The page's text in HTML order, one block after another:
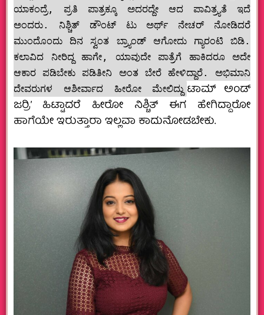
ಯಾಕಂದ್ರೆ, ಪ್ರತಿ ಪಾತ್ರಕ್ಕೂ ಅದರದ್ದೇ ಆದ ಪಾವಿತ್ರ್ಯತೆ ಇದೆ
ಅಂದರು. ನಿಶ್ಚಿತ್ ಡೌಂಟ್ ಟು ಅರ್ಥ್ ನೇಚರ್ ನೋಡಿದರೆ
ಮುಂದೊಂದು ದಿನ ಸ್ವಂತ ಬ್ರ್ಯಾಂಡ್ ಆಗೋದು ಗ್ಯಾರಂಟಿ ಬಿಡಿ.
ಕಲಾವಿದ ನೀರಿದ್ದ ಹಾಗೇ, ಯಾವುದೇ ಪಾತ್ರೆಗೆ ಹಾಕಿದರೂ ಅದೇ
ಆಕಾರ ಪಡಿಬೇಕು ಪಡಿತೀನಿ ಅಂತ ಬೇರೆ ಹೇಳಿದ್ದಾರೆ. ಅಭಿಮಾನಿ
ದೇವರುಗಳ ಆಶೀರ್ವಾದ ಹೀರೋ ಮೇಲಿದ್ದು ಟಾಮ್ ಅಂಡ್
ಜರ‍್ರಿ’ ಹಿಟ್ಟಾದರೆ ಹೀರೋ ನಿಶ್ಚಿತ್ ಈಗ ಹೇಗಿದ್ದಾರೋ
ಹಾಗೆಯೇ ಇರುತ್ತಾರಾ ಇಲ್ಲವಾ ಕಾದುನೋಡಬೇಕು.‌